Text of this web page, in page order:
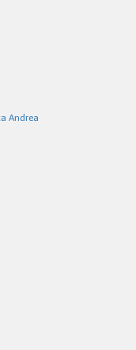
Andrea